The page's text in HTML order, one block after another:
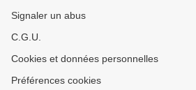
Signaler un abus
C.G.U.
Cookies et données personnelles
Préférences cookies